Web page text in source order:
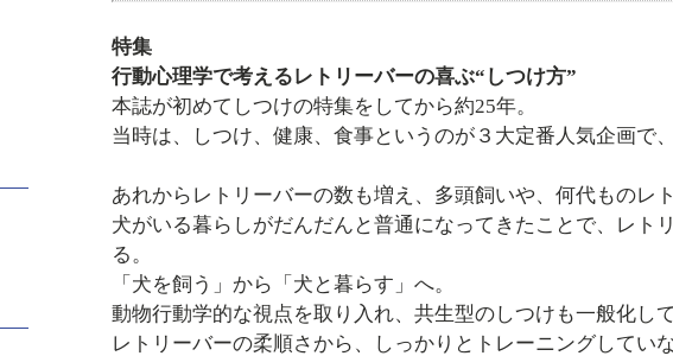
特集
行動心理学で考えるレトリーバーの喜ぶ“しつけ方”
本誌が初めてしつけの特集をしてから約25年。
当時は、しつけ、健康、食事というのが３大定番人気企画で
あれからレトリーバーの数も増え、多頭飼いや、何代ものレ
犬がいる暮らしがだんだんと普通になってきたことで、レト
る。
「犬を飼う」から「犬と暮らす」へ。
動物行動学的な視点を取り入れ、共生型のしつけも一般化し
レトリーバーの柔順さから、しっかりとトレーニングしてい